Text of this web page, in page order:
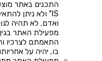
IS" ולא ניתן להתאימם לצרכיו של כל אדם
ואדם. לא תהיה
מפעילת האתר
התאמתם לצרכיו
בו, יהיה על